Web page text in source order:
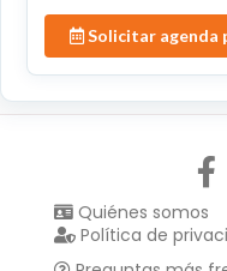
Solicitar agenda
Quiénes somos
Política de